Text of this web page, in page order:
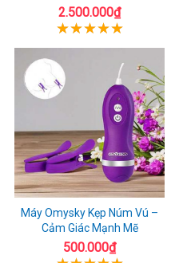
2.500.000₫
Máy Omysky Kẹp Núm Vú –
Cảm Giác Mạnh Mẽ
500.000₫